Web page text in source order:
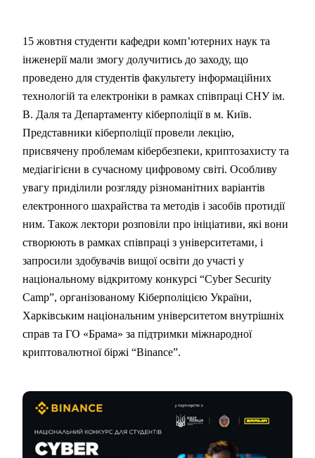
15 жовтня студенти кафедри комп’ютерних наук та
інженерії мали змогу долучитись до заходу, що
проведено для студентів факультету інформаційних
технологій та електроніки в рамках співпраці СНУ ім.
В. Даля та Департаменту кіберполіції в м. Київ.
Представники кіберполіції провели лекцію,
присвячену проблемам кібербезпеки, криптозахисту та
медіагігієни в сучасному цифровому світі. Особливу
увагу приділили розгляду різноманітних варіантів
електронного шахрайства та методів і засобів протидії
ним. Також лектори розповіли про ініціативи, які вони
створюють в рамках співпраці з університетами, і
запросили здобувачів вищої освіти до участі у
національному відкритому конкурсі “Cyber Security
Camp”, організованому Кіберполіцією України,
Харківським національним університетом внутрішніх
справ та ГО «Брама» за підтримки міжнародної
криптовалютної біржі “Binance”.